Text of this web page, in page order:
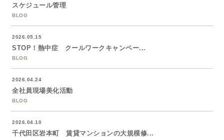
スケジュール管理
BLOG
2026.05.15
STOP！熱中症 クールワークキャンペー...
BLOG
2026.04.24
全社員現場美化活動
BLOG
2026.04.10
千代田区岩本町 賃貸マンションの大規模修...